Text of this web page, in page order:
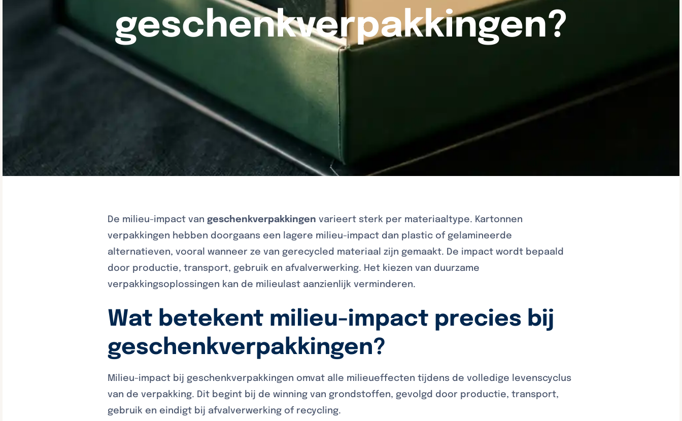
geschenkverpakkingen?
De milieu-impact vangeschenkverpakkingen varieert sterk per materiaaltype. Kartonnen
verpakkingen hebben doorgaans een lagere milieu-impact dan plastic of gelamineerde
alternatieven, vooral wanneer ze van gerecycled materiaal zijn gemaakt. De impact wordt bepaald
door productie, transport, gebruik en afvalverwerking. Het kiezen van duurzame
verpakkingsoplossingen kan de milieulast aanzienlijk verminderen.
Wat betekent milieu-impact precies bij
geschenkverpakkingen?
Milieu-impact bij geschenkverpakkingen omvat alle milieueffecten tijdens de volledige levenscyclus
van de verpakking. Dit begint bij de winning van grondstoffen, gevolgd door productie, transport,
gebruik en eindigt bij afvalverwerking of recycling.